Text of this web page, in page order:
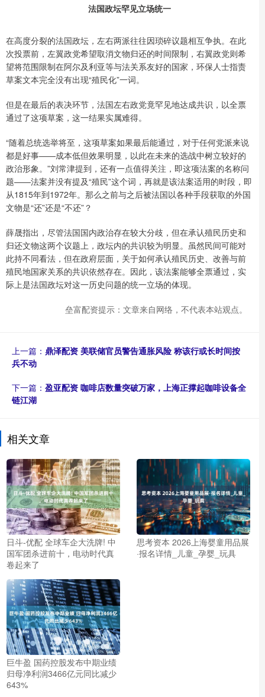
法国政坛罕见立场统一
在高度分裂的法国政坛，左右两派往往因琐碎议题相互争执。在此
次投票前，左翼政党希望取消文物归还的时间限制，右翼政党则希
望将范围限制在阿尔及利亚等与法关系友好的国家，环保人士指责
草案文本完全没有出现“殖民化”一词。
但是在最后的表决环节，法国左右政党竟罕见地达成共识，以全票
通过了这项草案，这一结果实属难得。
“随着总统选举将至，这项草案如果最后能通过，对于任何党派来说
都是好事——成本低但效果明显，以此在未来的选战中树立较好的
政治形象。”刘常津提到，还有一点值得关注，即这项法案的名称问
题——法案并没有提及“殖民”这个词，再就是该法案适用的时段，即
从1815年到1972年。那么之前与之后被法国以各种手段获取的外国
文物是“还”还是“不还”？
薛晟指出，尽管法国国内政治存在较大分歧，但在承认殖民历史和
归还文物这两个议题上，政坛内的共识较为明显。虽然民间可能对
此持不同看法，但在政府层面，关于如何承认殖民历史、改善与前
殖民地国家关系的共识依然存在。因此，该法案能够全票通过，实
际上是法国政坛对这一历史问题的统一立场的体现。
垒富配资提示：文章来自网络，不代表本站观点。
上一篇： 鼎泽配资 美联储官员警告通胀风险 称该行或长时间按
兵不动
下一篇： 盈亚配资 咖啡店数量突破万家，上海正撑起咖啡设备全
链江湖
相关文章
日斗-优配 全球车企大洗牌! 中
国军团杀进前十，电动时代真
卷起来了
思考资本 2026上海婴童用品展
·报名详情_儿童_孕婴_玩具
巨牛盈 国药控股发布中期业绩
归母净利润3466亿元同比减少
643%